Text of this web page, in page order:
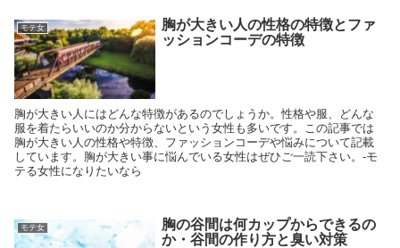
モテ女
胸が大きい人の性格の特徴とファ
ッションコーデの特徴
胸が大きい人にはどんな特徴があるのでしょうか。性格や服、どんな
服を着たらいいのか分からないという女性も多いです。この記事では
胸が大きい人の性格や特徴、ファッションコーデや悩みについて記載
しています。胸が大きい事に悩んでいる女性はぜひご一読下さい。-モ
テる女性になりたいなら
モテ女
胸の谷間は何カップからできるの
か・谷間の作り方と臭い対策